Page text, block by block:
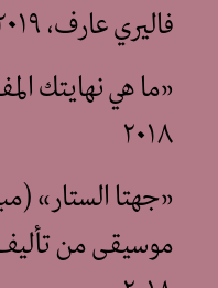
فاليري عارف، ٢٠١٩
«ما هي نهايتك
٢٠١٨
«جهتا الستار»
موسيقى من